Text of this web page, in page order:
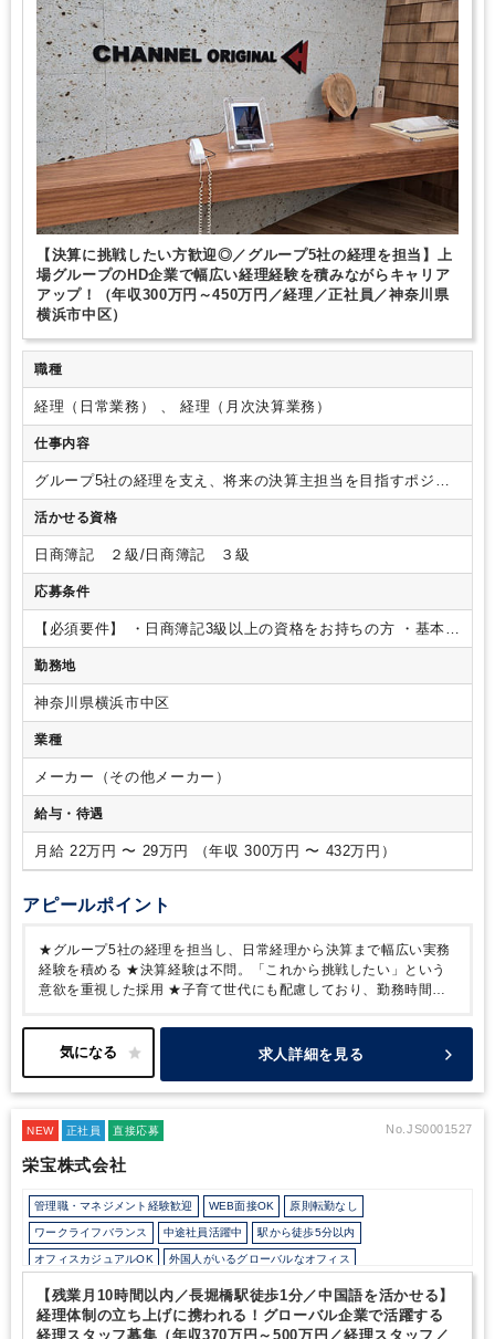
【決算に挑戦したい方歓迎◎／グループ5社の経理を担当】上
場グループのHD企業で幅広い経理経験を積みながらキャリア
アップ！（年収300万円～450万円／経理／正社員／神奈川県
横浜市中区）
職種
経理（日常業務） 、 経理（月次決算業務）
仕事内容
グループ5社の経理を支え、将来の決算主担当を目指すポジシ
ョンです。（ご経験によっては補助業務となります。） ・売
掛金・買掛金の管理および入金消込、支払段取り（BillOne /
NEXT使用）
・日常経理業務全般（仕訳、伝票処理、経費精
算）決算サポート ・月次決算・年次決算の補助業務（試算表
の作成サポート）
経理業務のデジタル化・フロー改善（マネーフォワード等の推
進補助）・他部署およびグループ各社との業務調整・問合せ
対応
活かせる資格
日商簿記 ２級/日商簿記 ３級
応募条件
【必須要件】 ・日商簿記3級以上の資格をお持ちの方 ・基本的
なPCスキル（ExcelでSUM関数・VLOOKUP関数などを使用
できる方）
ご応募いただけます。
ちの方・月次・年次決算業務の経験をお持ちの方
所での実務経験をお持ちの方
スキルアップし、決算業務にも挑戦したい方・主体的に学
び、新しい業務にも前向きに取り組める方
ケーションを取りながら、柔軟に対応できる方
勤務地
神奈川県横浜市中区
業種
メーカー（その他メーカー）
給与・待遇
月給 22万円 〜 29万円 （年収 300万円 〜 432万円）
アピールポイント
★グループ5社の経理を担当し、日常経理から決算まで幅広い実務
経験を積める ★決算経験は不問。「これから挑戦したい」という
意欲を重視した採用 ★子育て世代にも配慮しており、勤務時間な
会計に触れる機会もある環境★少人数の管理部門だからこそ、一
人ひとりの裁量が大きく、スキルアップしやすい★退職金制度・
求人詳細を見る
NEW 正社員 直接応募 No.JS0001527
栄宝株式会社
管理職・マネジメント経験歓迎 WEB面接OK 原則転勤なし
ワークライフバランス 中途社員活躍中 駅から徒歩5分以内
オフィスカジュアルOK 外国人がいるグローバルなオフィス
少人数の職場（所属部門の人数3人以下） 年間休日120日以上
【残業月10時間以内／長堀橋駅徒歩1分／中国語を活かせる】
経理体制の立ち上げに携われる！グローバル企業で活躍する
経理スタッフ募集（年収370万円～500万円／経理スタッフ／